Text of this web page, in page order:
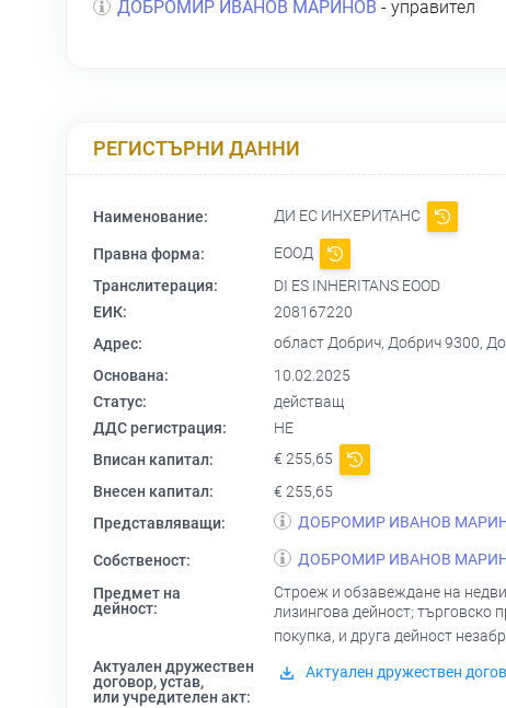
ДОБРОМИР ИВАНОВ МАРИНОВ - управител
РЕГИСТЪРНИ ДАННИ
Наименование: ДИ ЕС ИНХЕРИТАНС
Правна форма:
ЕООД
Транслитерация:
DI ES INHERITANS EOOD
ЕИК:
208167220
Адрес:
област Добрич, Добрич 9300,
Основана:
10.02.2025
Статус:
действащ
ДДС регистрация:
НЕ
Вписан капитал:
€ 255,65
Внесен капитал:
€ 255,65
Представляващи:
ДОБРОМИР ИВАНОВ
Собственост: ДОБРОМИР ИВАНОВ
Предмет на
дейност:
Строеж и обзавеждане на
лизингова дейност; търговско
покупка, и друга дейност
Актуален дружествен
договор, устав,
или учредителен акт:
Актуален дружествен